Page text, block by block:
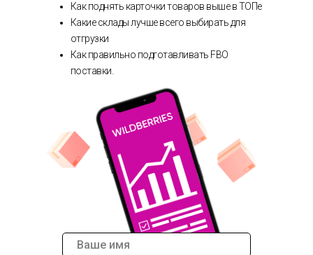
Как поднять карточки товаров выше в ТОПе
Какие склады лучше всего выбирать для
отгрузки
Как правильно подготавливать FBO
поставки.